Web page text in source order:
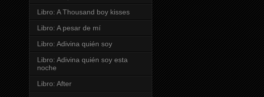
Libro: A Thousand boy kisses
Libro: A pesar de mí
Libro: Adivina quién soy
Libro: Adivina quién soy esta
noche
Libro: After